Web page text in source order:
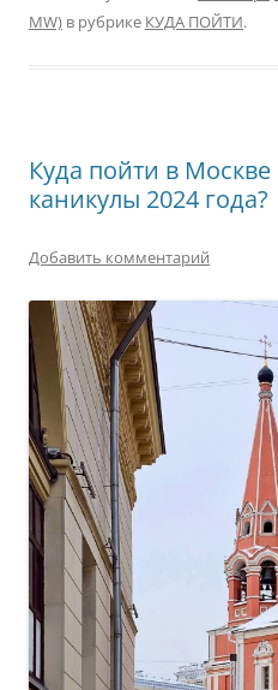
MW) в рубрике КУДА ПОЙТИ.
Куда пойти в
каникулы 2024 года?
Добавить комментарий